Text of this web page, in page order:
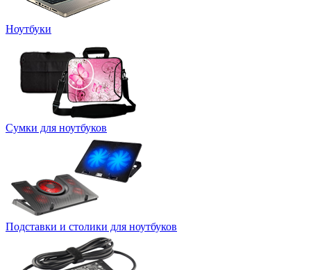
Ноутбуки
Сумки для ноутбуков
Подставки и столики для ноутбуков